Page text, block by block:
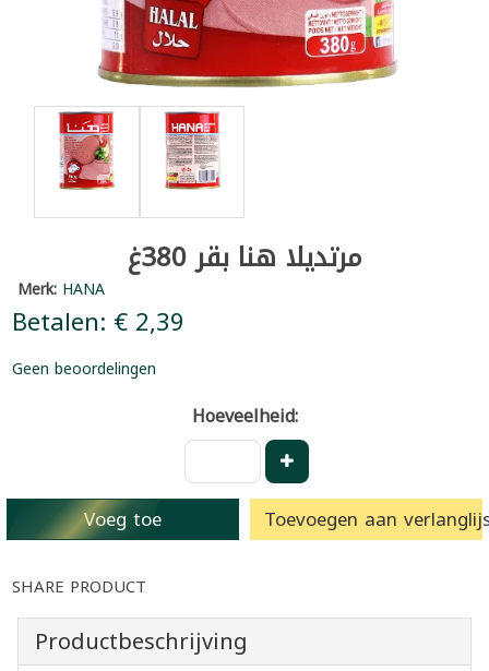
مرتديلا هنا بقر 380غ
Merk: HANA
Betalen: € 2,39
Geen beoordelingen
Hoeveelheid:
Voeg toe Toevoegen aan
SHARE PRODUCT
Productbeschrijving